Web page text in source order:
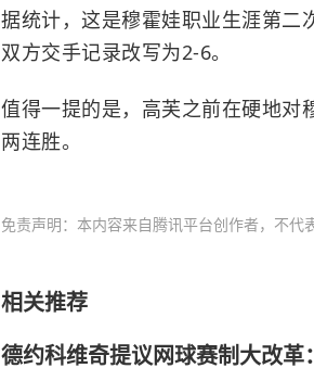
据统计，这是穆霍娃职业生涯第二
双方交手记录改写为2-6。
值得一提的是，高芙之前在硬地对
两连胜。
免责声明：本内容来自腾讯平台创作者，不代
相关推荐
德约科维奇提议网球赛制大改革